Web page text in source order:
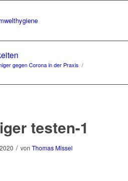
gegen Corona in der Praxis /
testen-1
/ vonThomas Missel